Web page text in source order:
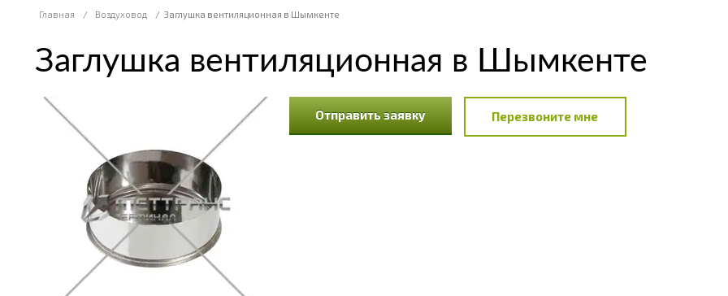
Главная / Воздуховод / Заглушка вентиляционная в Шымкенте
Заглушка вентиляционная в Шымкенте
Отправить заявку Перезвоните мне